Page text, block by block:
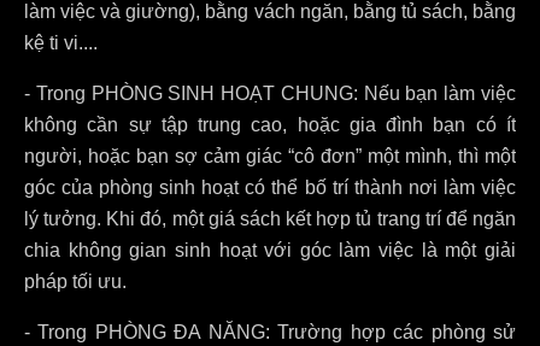
làm việc và giường), bằng vách ngăn, bằng tủ sách, bằng
kệ ti vi....
- Trong PHÒNG SINH HOẠT CHUNG: Nếu bạn làm việc
không cần sự tập trung cao, hoặc gia đình bạn có ít
người, hoặc bạn sợ cảm giác “cô đơn” một mình, thì một
góc của phòng sinh hoạt có thể bố trí thành nơi làm việc
lý tưởng. Khi đó, một giá sách kết hợp tủ trang trí để ngăn
chia không gian sinh hoạt với góc làm việc là một giải
pháp tối ưu.
- Trong PHÒNG ĐA NĂNG: Trường hợp các phòng sử